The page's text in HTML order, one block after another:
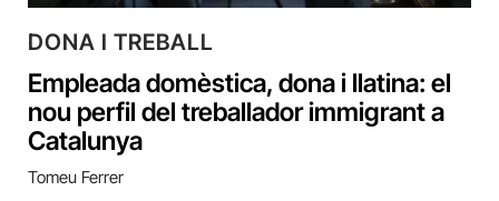
DONA I TREBALL
Empleada domèstica, dona i llatina: el
nou perfil del treballador immigrant a
Catalunya
Tomeu Ferrer